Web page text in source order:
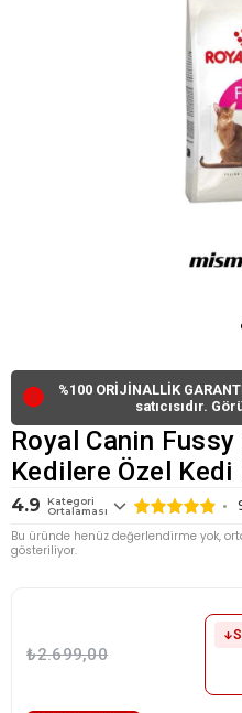
🔴
%100 ORİJİNALLİK
satıcısıdır.
Royal Canin
Kedilere Özel Kedi
4.9
Kategori
Ortalaması
Bu üründe henüz değerlendirme yok,
gösteriliyor.
₺2.699,00